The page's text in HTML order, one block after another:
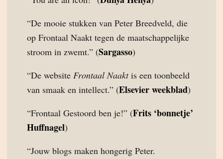
“De mooie stukken van Peter Breedveld, die
op Frontaal Naakt tegen de maatschappelijke
stroom in zwemt.” (Sargasso)
“De website Frontaal Naaktis een toonbeeld
van smaak en intellect.” (Elsevier weekblad)
“Frontaal Gestoord ben je!” (Frits ‘bonnetje’
Huffnagel)
“Jouw blogs maken hongerig Peter.